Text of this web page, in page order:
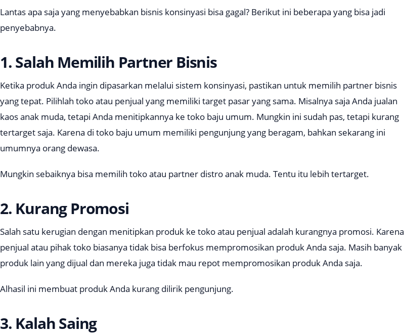
Lantas apa saja yang menyebabkan bisnis konsinyasi bisa gagal? Berikut ini beberapa yang bisa jadi
penyebabnya.
1. Salah Memilih Partner Bisnis
Ketika produk Anda ingin dipasarkan melalui sistem konsinyasi, pastikan untuk memilih partner bisnis
yang tepat. Pilihlah toko atau penjual yang memiliki target pasar yang sama. Misalnya saja Anda jualan
kaos anak muda, tetapi Anda menitipkannya ke toko baju umum. Mungkin ini sudah pas, tetapi kurang
tertarget saja. Karena di toko baju umum memiliki pengunjung yang beragam, bahkan sekarang ini
umumnya orang dewasa.
Mungkin sebaiknya bisa memilih toko atau partner distro anak muda. Tentu itu lebih tertarget.
2. Kurang Promosi
Salah satu kerugian dengan menitipkan produk ke toko atau penjual adalah kurangnya promosi. Karena
penjual atau pihak toko biasanya tidak bisa berfokus mempromosikan produk Anda saja. Masih banyak
produk lain yang dijual dan mereka juga tidak mau repot mempromosikan produk Anda saja.
Alhasil ini membuat produk Anda kurang dilirik pengunjung.
3. Kalah Saing